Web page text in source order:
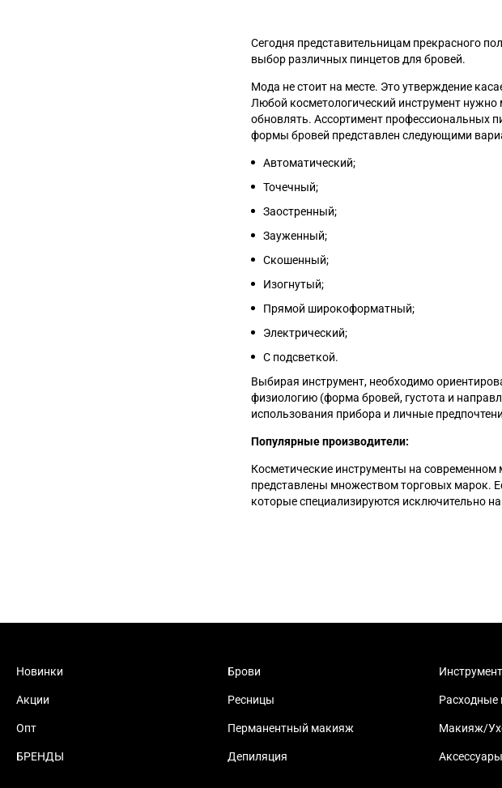
Сегодня представительницам прекрасного
выбор различных пинцетов для бровей.
Мода не стоит на месте. Это утверждение
Любой косметологический инструмент нужно
обновлять. Ассортимент профессиональных
формы бровей представлен следующими
Автоматический;
Точечный;
Заостренный;
Зауженный;
Скошенный;
Изогнутый;
Прямой широкоформатный;
Электрический;
С подсветкой.
Выбирая инструмент, необходимо
физиологию (форма бровей, густота и
использования прибора и личные
Популярные производители:
Косметические инструменты на
представлены множеством торговых марок.
которые специализируются исключительно
Новинки
Акции
Опт
БРЕНДЫ
Брови
Ресницы
Перманентный макияж
Депиляция
Расходные
Макияж/